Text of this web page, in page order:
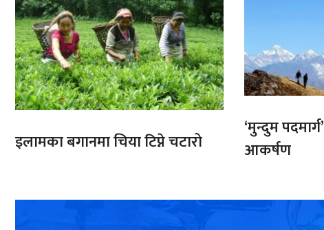
इलामका बगानमा चिया टिप्ने चटारो
‘मुन्दुम
आकर्षण